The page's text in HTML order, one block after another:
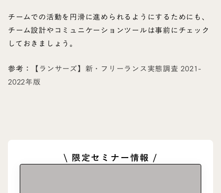
チームでの活動を円滑に進められるようにするためにも、
チーム設計やコミュニケーションツールは事前にチェック
しておきましょう。
参考： 【ランサーズ】新・フリーランス実態調査 2021-
2022年版
\ 限定セミナー情報 /